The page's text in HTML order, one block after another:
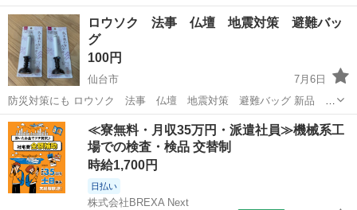
は商品のご検討頂き、誠にありがとうございます。 ⚠️お問い合わせ前
にプロフィール欄・下記文章を確認して頂きますようお願い致します
お取引可能時間や場所に...
宮城 仙台市 冠婚葬祭 灯籠
ロウソク 法事 仏壇 地震対策 避難バッ
グ
100円
仙台市
7月6日
防災対策にも ロウソク 法事 仏壇 地震対策 避難バッグ 新品 未
開封
宮城 仙台市 冠婚葬祭 法事
≪寮無料・月収35万円・派遣社員≫機械系工
場での検査・検品 交替制
時給1,700円
日払い
株式会社BREXA Next